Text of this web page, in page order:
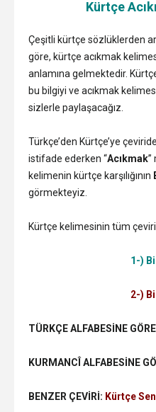
Kürtçe
Çeşitli kürtçe sözlüklerden
göre, kürtçe acıkmak
anlamına gelmektedir.
bu bilgiyi ve acıkmak
sizlerle paylaşacağız.
Türkçe’den Kürtçe’ye
istifade ederken “Acıkmak”
kelimenin kürtçe karşılığının
görmekteyiz.
Kürtçe kelimesinin tüm çeviri
1-)
2-)
TÜRKÇE ALFABESİNE
KURMANCÎ ALFABESİNE
BENZER ÇEVİRİ: Kürtçe